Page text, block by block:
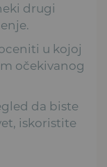
drugi
u kojoj
očekivanog
da biste
iskoristite